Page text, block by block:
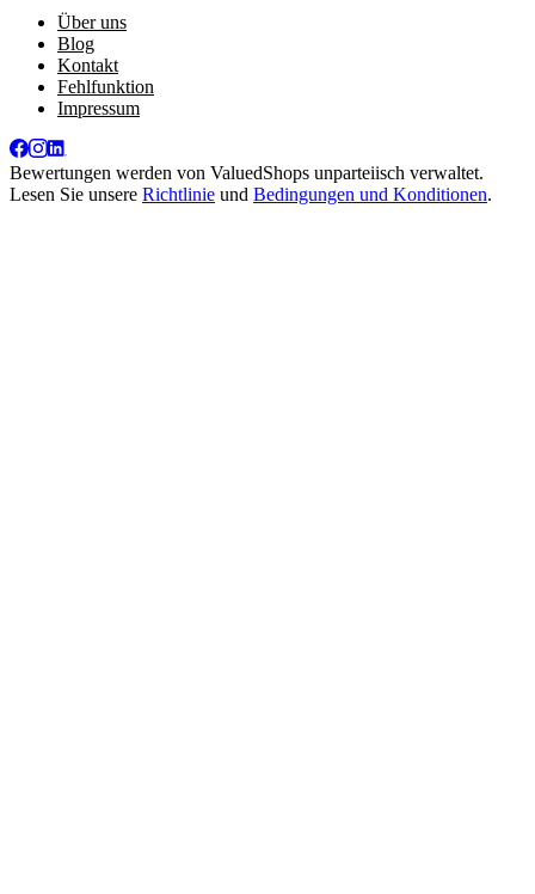
Über uns
Blog
Kontakt
Fehlfunktion
Impressum
Bewertungen werden von ValuedShops unparteiisch verwaltet.
Lesen Sie unsere Richtlinie und Bedingungen und Konditionen.